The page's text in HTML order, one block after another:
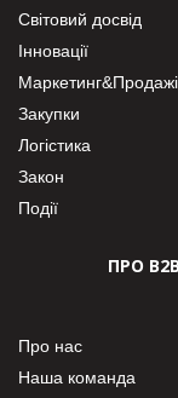
Світовий досвід
Інновації
Маркетинг&Продажі
Закупки
Логістика
Закон
Події
ПРО
Про нас
Наша команда